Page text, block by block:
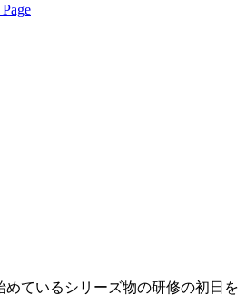
めているシリーズ物の研修の初日を